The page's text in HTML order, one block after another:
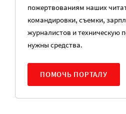
пожертвованиям наших
командировки, съемки,
журналистов и техническую
нужны средства.
ПОМОЧЬ ПОРТАЛУ